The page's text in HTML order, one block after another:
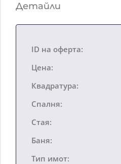
Детайли
ID на оферта:
Цена:
Квадратура:
Спалня:
Стая:
Баня:
Тип имот: